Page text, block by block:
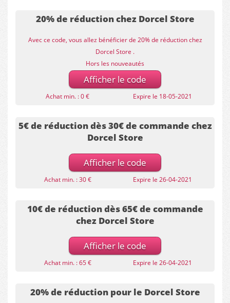
20% de réduction chez Dorcel Store
Avec ce code, vous allez bénéficier de 20% de réduction chez
Dorcel Store .
Hors les nouveautés
Afficher le code
Achat min. : 0 € Expire le 18-05-2021
5€ de réduction dès 30€ de commande chez
Dorcel Store
Afficher le code
Achat min. : 30 € Expire le 26-04-2021
10€ de réduction dès 65€ de commande
chez Dorcel Store
Afficher le code
Achat min. : 65 € Expire le 26-04-2021
20% de réduction pour le Dorcel Store